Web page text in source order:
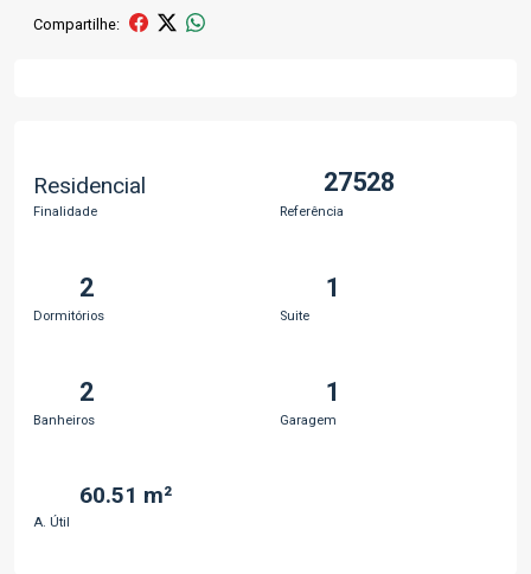
Compartilhe:
Residencial
Finalidade
27528
Referência
2
Dormitórios
1
Suite
2
Banheiros
1
Garagem
60.51 m²
A. Útil